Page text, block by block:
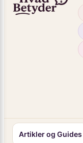
Artikler og Guides